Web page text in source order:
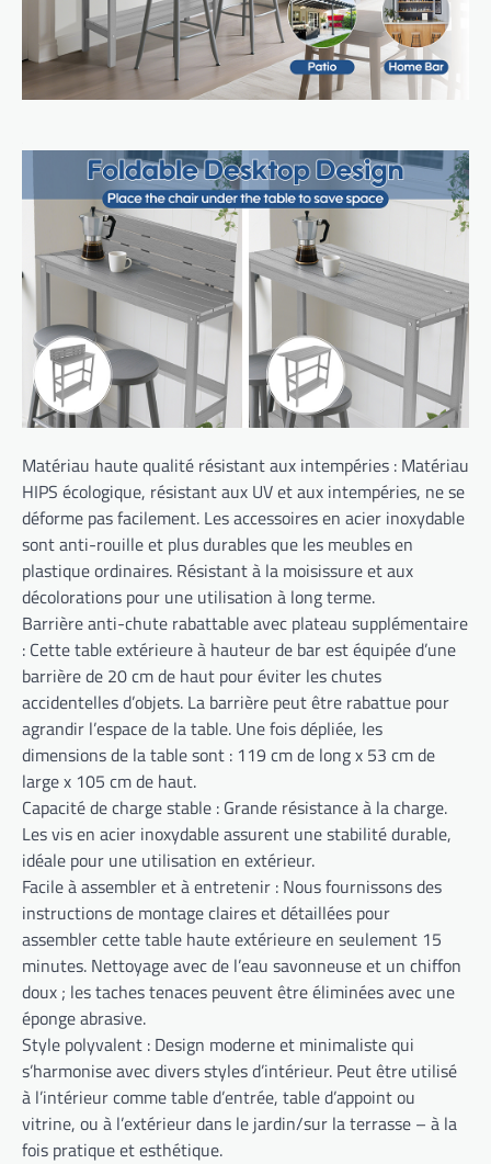
Matériau haute qualité résistant aux intempéries : Matériau
HIPS écologique, résistant aux UV et aux intempéries, ne se
déforme pas facilement. Les accessoires en acier inoxydable
sont anti-rouille et plus durables que les meubles en
plastique ordinaires. Résistant à la moisissure et aux
décolorations pour une utilisation à long terme.
Barrière anti-chute rabattable avec plateau supplémentaire
: Cette table extérieure à hauteur de bar est équipée d’une
barrière de 20 cm de haut pour éviter les chutes
accidentelles d’objets. La barrière peut être rabattue pour
agrandir l’espace de la table. Une fois dépliée, les
dimensions de la table sont : 119 cm de long x 53 cm de
large x 105 cm de haut.
Capacité de charge stable : Grande résistance à la charge.
Les vis en acier inoxydable assurent une stabilité durable,
idéale pour une utilisation en extérieur.
Facile à assembler et à entretenir : Nous fournissons des
instructions de montage claires et détaillées pour
assembler cette table haute extérieure en seulement 15
minutes. Nettoyage avec de l’eau savonneuse et un chiffon
doux ; les taches tenaces peuvent être éliminées avec une
éponge abrasive.
Style polyvalent : Design moderne et minimaliste qui
s’harmonise avec divers styles d’intérieur. Peut être utilisé
à l’intérieur comme table d’entrée, table d’appoint ou
vitrine, ou à l’extérieur dans le jardin/sur la terrasse – à la
fois pratique et esthétique.